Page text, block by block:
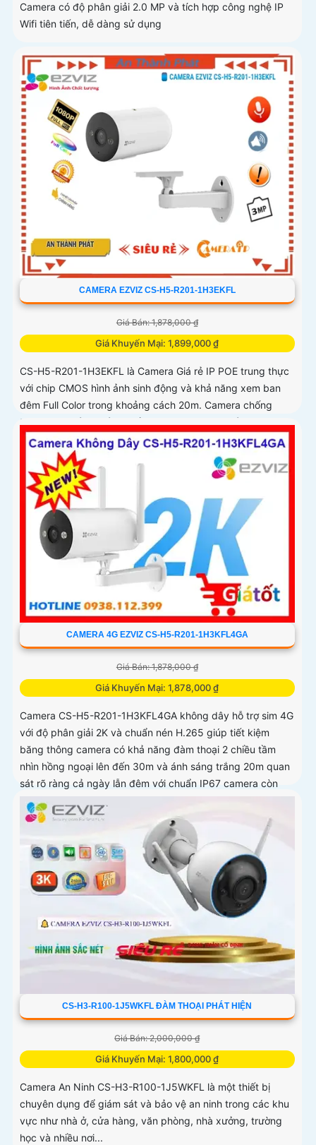
Camera có độ phân giải 2.0 MP và tích hợp công nghệ IP
Wifi tiên tiến, dễ dàng sử dụng
CAMERA EZVIZ CS-H5-R201-1H3EKFL
Giá Bán: 1,878,000 ₫
Giá Khuyến Mại: 1,899,000 ₫
CS-H5-R201-1H3EKFL là Camera Giá rẻ IP POE trung thực
với chip CMOS hình ảnh sinh động và khả năng xem ban
đêm Full Color trong khoảng cách 20m. Camera chống
trộm hiệu quả giá rẻ và tiết kiệm có độ phân giải 3
CAMERA 4G EZVIZ CS-H5-R201-1H3KFL4GA
Giá Bán: 1,878,000 ₫
Giá Khuyến Mại: 1,878,000 ₫
Camera CS-H5-R201-1H3KFL4GA không dây hỗ trợ sim 4G
với độ phân giải 2K và chuẩn nén H.265 giúp tiết kiệm
băng thông camera có khả năng đàm thoại 2 chiều tầm
nhìn hồng ngoại lên đến 30m và ánh sáng trắng 20m quan
sát rõ ràng cả ngày lẫn đêm với chuẩn IP67 camera còn
tích hợp tính năng phát hiện thông minh và cảnh báo bằng
còi và đèn chớp phù hợp cho công trình kho hàng, nhà
CS-H3-R100-1J5WKFL ĐÀM THOẠI PHÁT HIỆN
Giá Bán: 2,000,000 ₫
Giá Khuyến Mại: 1,800,000 ₫
Camera An Ninh CS-H3-R100-1J5WKFL là một thiết bị
chuyên dụng để giám sát và bảo vệ an ninh trong các khu
vực như nhà ở, cửa hàng, văn phòng, nhà xưởng, trường
học và nhiều nơi...